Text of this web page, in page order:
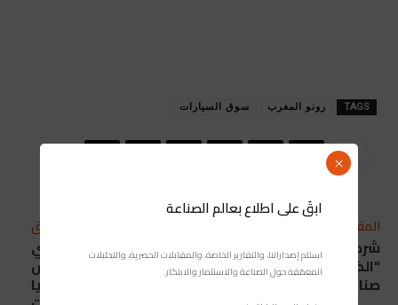
TAGS رونو المغرب سوق السيارات
المقال السابق
انتخاب أمين زروق ومهدي
العلوي رئيس ونائب رئيس
فدرالية تكنولوجيا
المقال التالي
شركة المياه المعدنية
“الكرامة” تدشن وحدة
صناعية جديدة بالقنيطرة
ابقَ على اطلاع بعالم الصناعة
استلم إصداراتنا، والتقارير الخاصة، والمقابلات الحصرية، والتحليلات
المعمّقة حول الصناعة والاستثمار والابتكار.
×